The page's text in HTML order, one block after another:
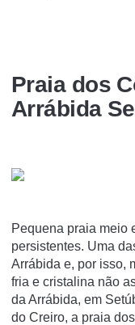
Praia dos
Arrábida
Pequena praia meio
persistentes. Uma
Arrábida e, por isso,
fria e cristalina não
da Arrábida, em
do Creiro, a praia